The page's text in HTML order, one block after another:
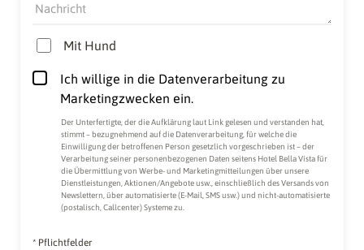
Nachricht
Mit Hund
Ich willige in die Datenverarbeitung zu
Marketingzwecken ein.
Der Unterfertigte, der dieAufklärung laut Linkgelesen und verstanden hat,
stimmt – bezugnehmend auf die Datenverarbeitung, für welche die
Einwilligung der betroffenen Person gesetzlich vorgeschrieben ist – der
Verarbeitung seiner personenbezogenen Daten seitens Hotel Bella Vista für
die Übermittlung von Werbe- und Marketingmitteilungen über unsere
Dienstleistungen, Aktionen/Angebote usw., einschließlich des Versands von
Newslettern, über automatisierte (E-Mail, SMS usw.) und nicht-automatisierte
(postalisch, Callcenter) Systeme zu.
* Pflichtfelder